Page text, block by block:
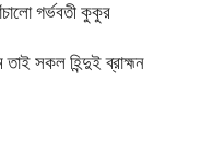
গর্ভবতী কুকুর
সকল হিন্দুই ব্রাহ্মন